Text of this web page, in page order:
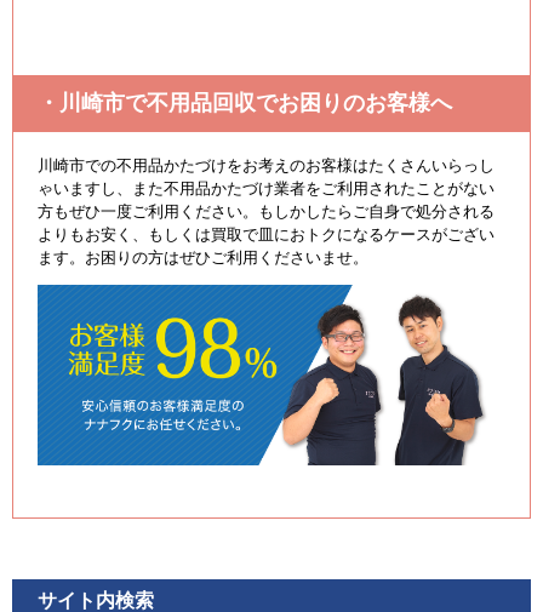
・川崎市で不用品回収でお困りのお客様へ
川崎市での不用品かたづけをお考えのお客様はたくさんいらっし
ゃいますし、また不用品かたづけ業者をご利用されたことがない
方もぜひ一度ご利用ください。もしかしたらご自身で処分される
よりもお安く、もしくは買取で皿におトクになるケースがござい
ます。お困りの方はぜひご利用くださいませ。
サイト内検索